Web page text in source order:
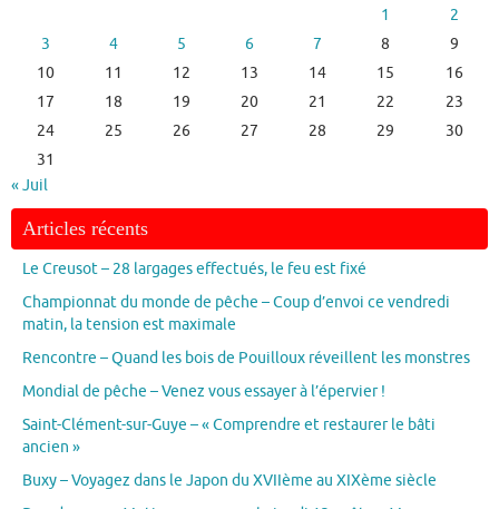
1
2
3
4 5 6 7 8
9
10
11 12 13 14 15
16
17
18 19 20 21 22
23
24
25 26 27 28 29
30
31
« Juil
Articles récents
Le Creusot – 28 largages effectués, le feu est fixé
Championnat du monde de pêche – Coup d’envoi ce vendredi
matin, la tension est maximale
Rencontre – Quand les bois de Pouilloux réveillent les monstres
Mondial de pêche – Venez vous essayer à l’épervier !
Saint-Clément-sur-Guye – « Comprendre et restaurer le bâti
ancien »
Buxy – Voyagez dans le Japon du XVIIème au XIXème siècle